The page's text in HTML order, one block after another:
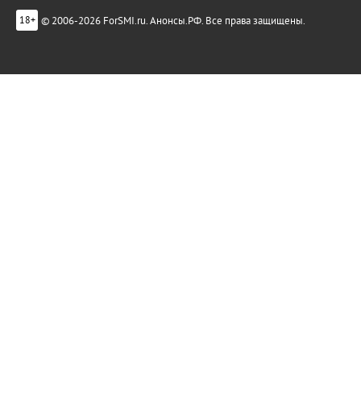
18+ © 2006-2026 ForSMI.ru. Анонсы.РФ. Все права защищены.